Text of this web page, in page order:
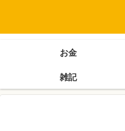
お金
雑記